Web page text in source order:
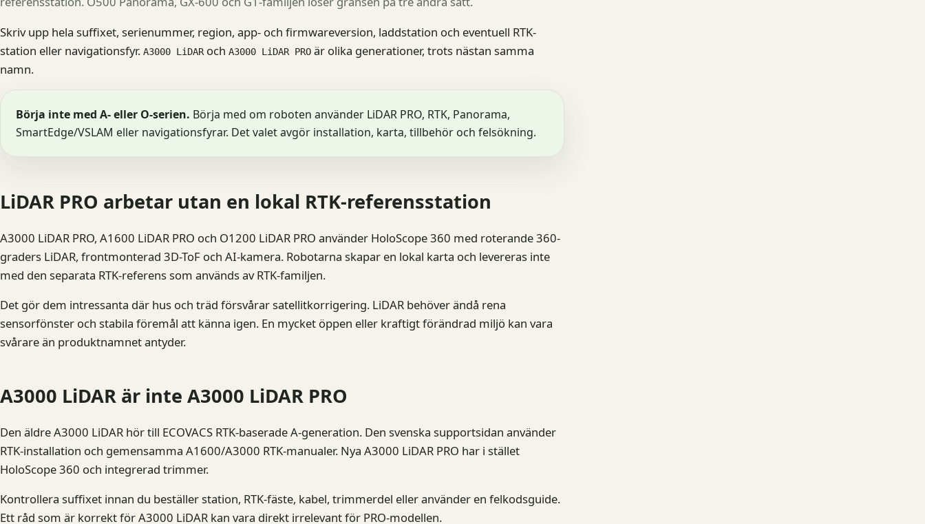
Skriv upp hela suffixet, serienummer, region, app- och firmwareversion, laddstation och eventuell RTK-
station eller navigationsfyr. A3000 LiDAR och A3000 LiDAR PRO är olika generationer, trots nästan samma
namn.
Börja inte med A- eller O-serien. Börja med om roboten använder LiDAR PRO, RTK, Panorama,
SmartEdge/VSLAM eller navigationsfyrar. Det valet avgör installation, karta, tillbehör och felsökning.
LiDAR PRO arbetar utan en lokal RTK-referensstation
A3000 LiDAR PRO, A1600 LiDAR PRO och O1200 LiDAR PRO använder HoloScope 360 med roterande 360-
graders LiDAR, frontmonterad 3D-ToF och AI-kamera. Robotarna skapar en lokal karta och levereras inte
med den separata RTK-referens som används av RTK-familjen.
Det gör dem intressanta där hus och träd försvårar satellitkorrigering. LiDAR behöver ändå rena
sensorfönster och stabila föremål att känna igen. En mycket öppen eller kraftigt förändrad miljö kan vara
svårare än produktnamnet antyder.
A3000 LiDAR är inte A3000 LiDAR PRO
Den äldre A3000 LiDAR hör till ECOVACS RTK-baserade A-generation. Den svenska supportsidan använder
RTK-installation och gemensamma A1600/A3000 RTK-manualer. Nya A3000 LiDAR PRO har i stället
HoloScope 360 och integrerad trimmer.
Kontrollera suffixet innan du beställer station, RTK-fäste, kabel, trimmerdel eller använder en felkodsguide.
Ett råd som är korrekt för A3000 LiDAR kan vara direkt irrelevant för PRO-modellen.